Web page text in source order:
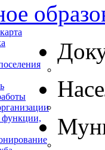
функции,